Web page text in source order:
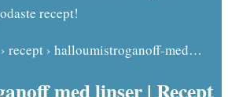
recept!
recept › halloumistroganoff-med…
med linser | Recept